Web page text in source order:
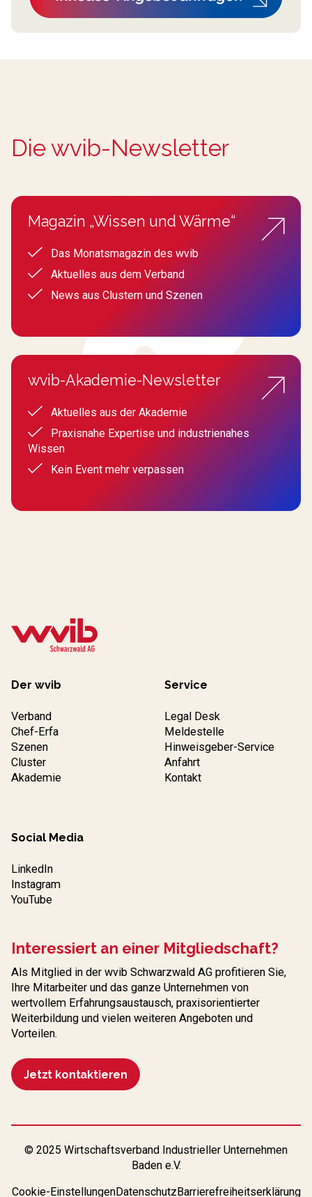
Die wvib-Newsletter
Magazin „Wissen und Wärme“
Das Monatsmagazin des wvib
Aktuelles aus dem Verband
News aus Clustern und Szenen
wvib-Akademie-Newsletter
Aktuelles aus der Akademie
Praxisnahe Expertise und industrienahes
Wissen
Kein Event mehr verpassen
Der wvib
Verband
Chef-Erfa
Szenen
Cluster
Akademie
Service
Legal Desk
Meldestelle
Hinweisgeber-Service
Anfahrt
Kontakt
Social Media
LinkedIn
Instagram
YouTube
Interessiert an einer Mitgliedschaft?
Als Mitglied in der wvib Schwarzwald AG profitieren Sie,
Ihre Mitarbeiter und das ganze Unternehmen von
wertvollem Erfahrungs­austausch, praxisorientierter
Weiterbildung und vielen weiteren Angeboten und
Vorteilen.
Jetzt kontaktieren
© 2025 Wirtschaftsverband Industrieller Unternehmen
Baden e.V.
Cookie-EinstellungenDatenschutzBarrierefreiheitserklärung